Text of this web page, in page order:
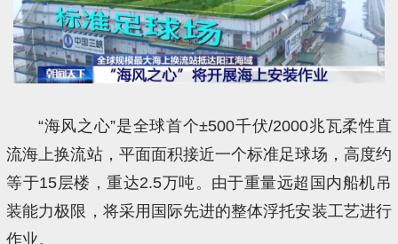
“海风之心”是全球首个±500千伏/2000兆瓦柔性直
流海上换流站，平面面积接近一个标准足球场，高度约
等于15层楼，重达2.5万吨。由于重量远超国内船机吊
装能力极限，将采用国际先进的整体浮托安装工艺进行
作业。